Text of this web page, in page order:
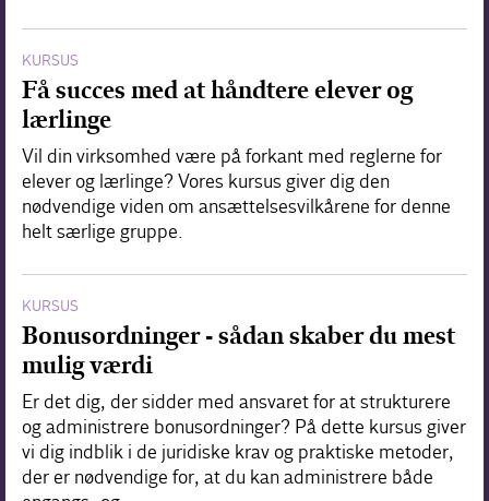
KURSUS
Få succes med at håndtere elever og
lærlinge
Vil din virksomhed være på forkant med reglerne for
elever og lærlinge? Vores kursus giver dig den
nødvendige viden om ansættelsesvilkårene for denne
helt særlige gruppe.
KURSUS
Bonusordninger - sådan skaber du mest
mulig værdi
Er det dig, der sidder med ansvaret for at strukturere
og administrere bonusordninger? På dette kursus giver
vi dig indblik i de juridiske krav og praktiske metoder,
der er nødvendige for, at du kan administrere både